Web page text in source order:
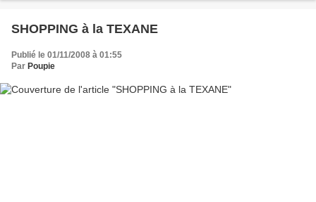
SHOPPING à la TEXANE
Publié le 01/11/2008 à 01:55
Par Poupie